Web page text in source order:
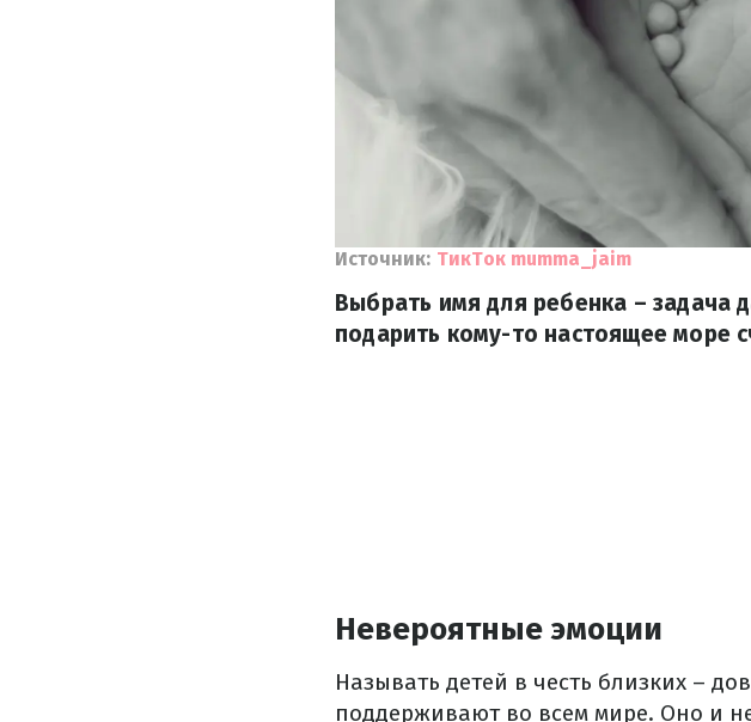
Источник: ТикТок mumma_jaim
Выбрать имя для ребенка – задача
подарить кому-то настоящее море
Невероятные эмоции
Называть детей в честь близких –
поддерживают во всем мире. Оно и